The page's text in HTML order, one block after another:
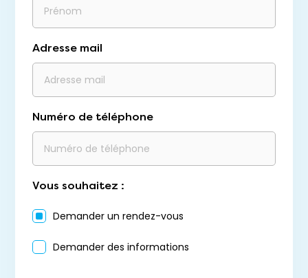
Adresse mail
Numéro de téléphone
Vous souhaitez :
Demander un rendez-vous
Demander des informations